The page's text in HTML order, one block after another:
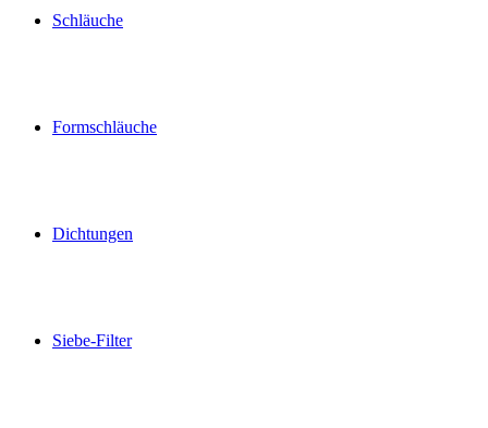
Schläuche
Formschläuche
Dichtungen
Siebe-Filter